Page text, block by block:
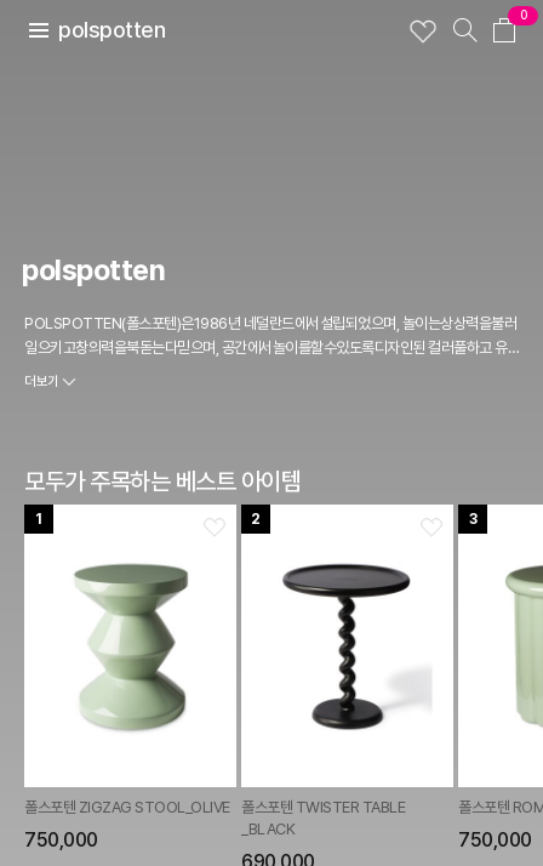
polspotten
0
polspotten
POLSPOTTEN(폴스포텐)은1986년 네덜란드에서설립되었으며, 놀이는상상력을불러
일으키고창의력을북돋는다믿으며, 공간에서놀이를할수있도록디자인된 컬러풀하고 유
쾌하게풀어낸제품들이많은 트렌디한브랜드입니다
더보기
모두가 주목하는 베스트 아이템
1
폴스포텐 ZIGZAG STOOL_OLIVE
750,000
2
폴스포텐 TWISTER TABLE
_BLACK
3
폴스포텐
750,000